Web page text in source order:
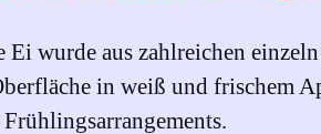
Ei wurde aus zahlreichen
in weiß und frischem